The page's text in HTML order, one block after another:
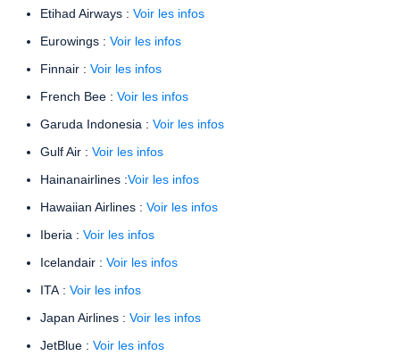
Etihad Airways : Voir les infos
Eurowings : Voir les infos
Finnair : Voir les infos
French Bee : Voir les infos
Garuda Indonesia : Voir les infos
Gulf Air : Voir les infos
Hainanairlines :Voir les infos
Hawaiian Airlines : Voir les infos
Iberia : Voir les infos
Icelandair : Voir les infos
ITA : Voir les infos
Japan Airlines : Voir les infos
JetBlue : Voir les infos